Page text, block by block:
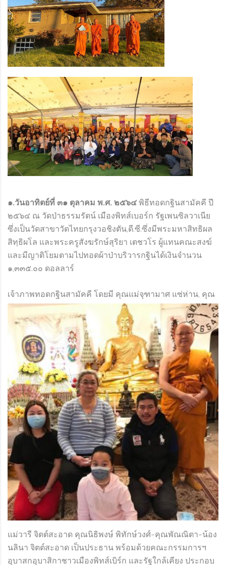
๑.วันอาทิตย์ที่ ๓๑ ตุลาคม พ.ศ. ๒๕๖๔ พิธีทอดกฐินสามัคคี ปี
๒๕๖๔ ณ วัดป่าธรรมรัตน์ เมืองพิทส์เบอร์ก รัฐเพนซิลวาเนีย
ซึ่งเป็นวัดสาขาวัดไทยกรุงวอชิงตัน,ดี.ซี.ซึ่งมีพระมหาสิทธิผล
สิทฺธิผโล และพระครูสังฆรักษ์สุริยา เตชวโร ผู้แทนคณะสงฆ์
และมีญาติโยมตามไปทอดผ้าป่าบริวารกฐินได้เงินจำนวน
๑,๓๓๕.๐๐ ดอลลาร์
เจ้าภาพทอดกฐินสามัคคี โดยมี คุณแม่จุฑามาศ แซ่ห่าน, คุณ
แม่วารี จิตต์สะอาด คุณนิธิพงษ์ พิทักษ์วงศ์-คุณพัณณิตา-น้อง
นลินา จิตต์สะอาด เป็นประธาน พร้อมด้วยคณะกรรมการฯ
อุบาสกอุบาสิกาชาวเมืองพิทส์เบิร์ก และรัฐใกล้เคียง ประกอบ